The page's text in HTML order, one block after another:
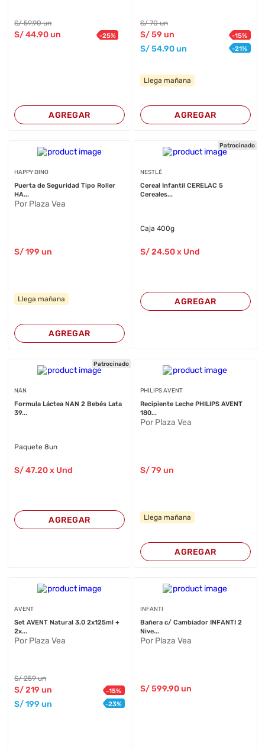
S/59.90 un
S/44.90 un -25%
AGREGAR
S/70 un
S/59 un -15%
S/54.90un -21%
Llega mañana
AGREGAR
HAPPY DINO
Puerta de Seguridad Tipo Roller
HA...
Por Plaza Vea
S/199 un
Llega mañana
AGREGAR
Patrocinado
NESTLÉ
Cereal Infantil CERELAC 5
Cereales...
Caja 400g
S/24.50x Und
AGREGAR
Patrocinado
NAN
Formula Láctea NAN 2 Bebés Lata
39...
Paquete 8un
S/47.20 x Und
AGREGAR
PHILIPS AVENT
Recipiente Leche PHILIPS AVENT
180...
Por Plaza Vea
S/79 un
Llega mañana
AGREGAR
AVENT
Set AVENT Natural 3.0 2x125ml +
2x...
Por Plaza Vea
S/259 un
S/219 un -15%
S/199 un -23%
INFANTI
Bañera c/ Cambiador INFANTI 2
Nive...
Por Plaza Vea
S/599.90un